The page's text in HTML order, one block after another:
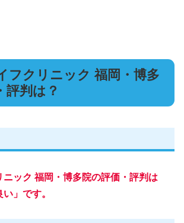
フクリニック 福岡・博多
評判は？
ニック 福岡・博多院の評価・評判は
」です。